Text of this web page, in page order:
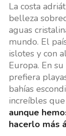
La costa
belleza
aguas
mundo. El
islotes y con
Europa. En
prefiera
bahías
increíbles
aunque
hacerlo más